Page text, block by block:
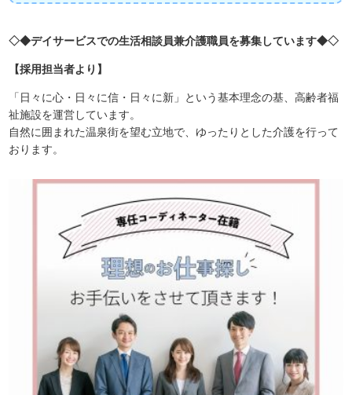
◇◆デイサービスでの生活相談員兼介護職員を募集しています◆◇
【採用担当者より】
「日々に心・日々に信・日々に新」という基本理念の基、高齢者福
祉施設を運営しています。
自然に囲まれた温泉街を望む立地で、ゆったりとした介護を行って
おります。